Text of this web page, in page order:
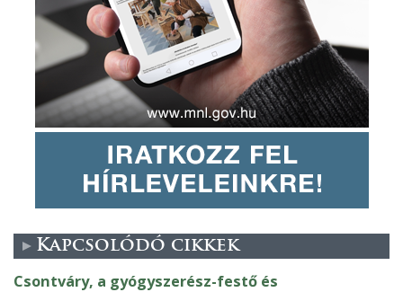
Kapcsolódó cikkek
Csontváry, a gyógyszerész-festő és